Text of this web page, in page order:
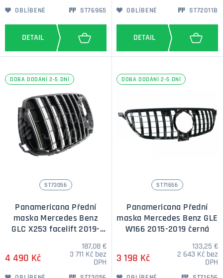
OBLÍBENÉ ST76965 OBLÍBENÉ ST72011B
DOBA DODÁNÍ 2-5 DNÍ
ST73056
Panamericana Přední
maska Mercedes Benz
GLC X253 facelift 2019-
4 490 Kč
187,08 €
3 711 Kč bez
DPH
DOBA DODÁNÍ 2-5 DNÍ
ST71656
Panamericana Přední
maska Mercedes Benz GLE
W166 2015-2019 černá
3 198 Kč
133,25 €
2 643 Kč bez
DPH